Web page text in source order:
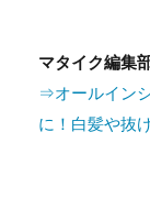
マタイク編集
⇒オールイン
に！白髪や抜